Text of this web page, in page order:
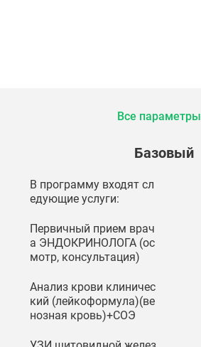
Все параметры
Базовый
В программу входят сл
едующие услуги:
Первичный прием врач
а ЭНДОКРИНОЛОГА (ос
мотр, консультация)
Анализ крови клиничес
кий (лейкоформула)(ве
нозная кровь)+СОЭ